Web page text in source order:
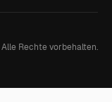
Alle Rechte vorbehalten.